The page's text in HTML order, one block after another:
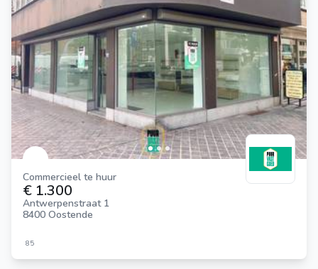
Commercieel te huur
€ 1.300
Antwerpenstraat 1
8400 Oostende
85